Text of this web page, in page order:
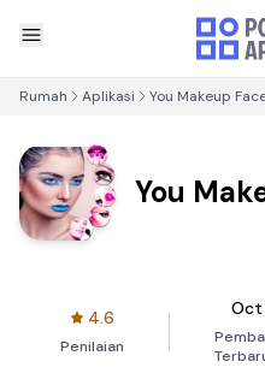
Rumah Aplikasi You Makeup
You
4.6
Penilaian
Oct